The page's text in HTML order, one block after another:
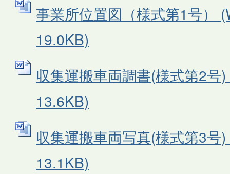
事業所位置図（様式第1号）
19.0KB)
収集運搬車両調書(様式第2号
13.6KB)
収集運搬車両写真(様式第3号
13.1KB)